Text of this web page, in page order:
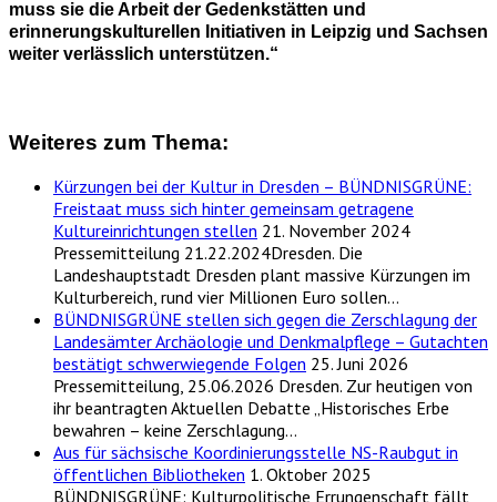
muss sie die Arbeit der Gedenkstätten und
erinnerungskulturellen Initiativen in Leipzig und Sachsen
weiter verlässlich unterstützen.“
Weiteres zum Thema:
Kürzungen bei der Kultur in Dresden – BÜNDNISGRÜNE:
Freistaat muss sich hinter gemeinsam getragene
Kultureinrichtungen stellen 21. November 2024
Pressemitteilung 21.22.2024Dresden. Die
Landeshauptstadt Dresden plant massive Kürzungen im
Kulturbereich, rund vier Millionen Euro sollen…
BÜNDNISGRÜNE stellen sich gegen die Zerschlagung der
Landesämter Archäologie und Denkmalpflege – Gutachten
bestätigt schwerwiegende Folgen 25. Juni 2026
Pressemitteilung, 25.06.2026 Dresden. Zur heutigen von
ihr beantragten Aktuellen Debatte „Historisches Erbe
bewahren – keine Zerschlagung…
Aus für sächsische Koordinierungsstelle NS-Raubgut in
öffentlichen Bibliotheken 1. Oktober 2025
BÜNDNISGRÜNE: Kulturpolitische Errungenschaft fällt